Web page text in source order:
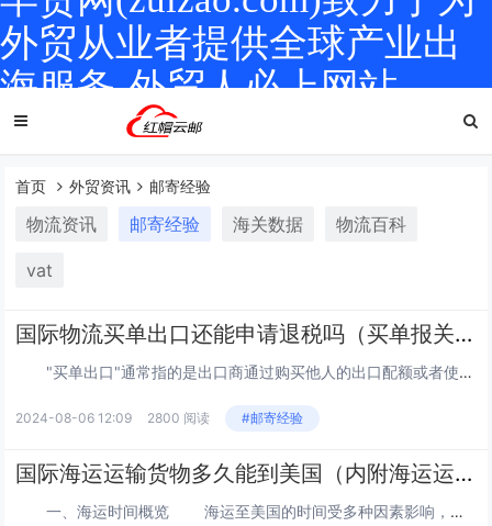
外贸从业者提供全球产业出
海服务-外贸人必上网站
首页 外贸资讯 邮寄经验
物流资讯 邮寄经验 海关数据 物流百科
vat
国际物流买单出口还能申请退税吗（买单报关的优劣势是什么）
"买单出口"通常指的是出口商通过购买他人的出口配额或者使用他人的出口权来进行出口贸易的做法。这种做法在某些情况下可能是由于出口商自身没有出口资质或者配额限制而采取的一种变通方式。以下是小编收集到的关于"买单出口"的一些利弊： ...
2024-08-06 12:09 2800 阅读 #邮寄经验
国际海运运输货物多久能到美国（内附海运运费计算）
一、海运时间概览 海运至美国的时间受多种因素影响，包括航线选择、船只类型以及目的地港口。总体而言，中国至美国西部的航线比东部短，所需时间也相对较少。 美西航线：通常到达长滩或洛杉矶等港口，快船时效大约11-12天，加上提柜、...